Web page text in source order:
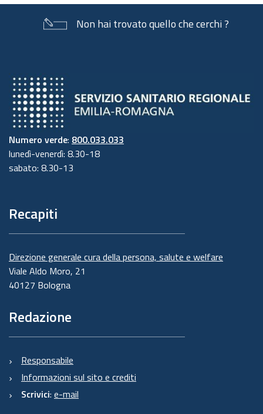
Non hai trovato quello che cerchi ?
Numero verde: 800.033.033
lunedì-venerdì: 8.30-18
sabato: 8.30-13
Recapiti
Direzione generale cura della persona, salute e welfare
Viale Aldo Moro, 21
40127 Bologna
Redazione
Responsabile
Informazioni sul sito e crediti
Scrivici: e-mail